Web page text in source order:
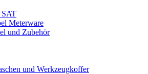
SAT
Meterware
und Zubehör
und Werkzeugkoffer